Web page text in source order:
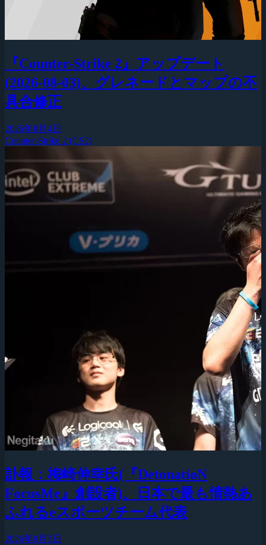
『Counter-Strike 2』アップデート
(2026-08-03)、グレネードとマップの不
具合修正
2026年8月4日
Counter-Strike 2 (CS2)
訃報：梅崎伸幸氏(『DetonatioN
FocusMe』創設者)、日本で最も情熱あ
ふれるeスポーツチーム代表
2026年8月3日